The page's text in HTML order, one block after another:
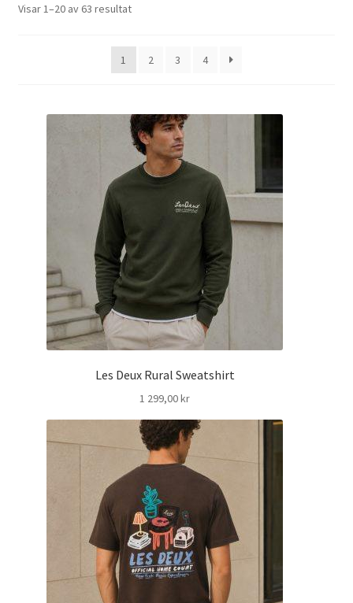
Visar 1–20 av 63 resultatSortera
senaste
1
2 3 4
Les Deux Rural Sweatshirt
1 299,00kr